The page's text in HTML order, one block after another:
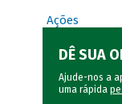
Ações
DÊ SUA
Ajude-nos a
uma rápida